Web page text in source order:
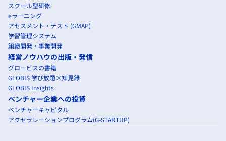
スクール型研修
eラーニング
アセスメント・テスト (GMAP)
学習管理システム
組織開発・事業開発
経営ノウハウの出版・発信
グロービスの書籍
GLOBIS 学び放題×知見録
GLOBIS Insights
ベンチャー企業への投資
ベンチャーキャピタル
アクセラレーションプログラム(G-STARTUP)